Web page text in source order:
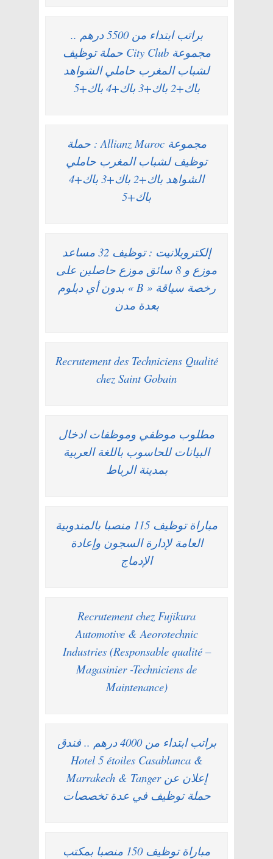
براتب ابتداء من 5500 درهم ..
مجموعة City Club حملة توظيف
لشباب المغرب حاملي الشواهد
باك+2 باك+3 باك+4 باك+5
مجموعة Allianz Maroc : حملة
توظيف لشباب المغرب حاملي
الشواهد باك+2 باك+3 باك+4
باك+5
إلكتروبلانيت : توظيف 32 مساعد
موزع و 8 سائق موزع حاصلين على
رخصة سياقة « B » بدون أي دبلوم
بعدة مدن
Recrutement des Techniciens Qualité
chez Saint Gobain
مطلوب موظفي وموظفات ادخال
البيانات للحاسوب باللغة العربية
بمدينة الرباط
مباراة توظيف 115 منصبا بالمندوبية
العامة لإدارة السجون وإعادة
الإدماج
Recrutement chez Fujikura
Automotive & Aeorotechnic
Industries (Responsable qualité –
Magasinier -Techniciens de
Maintenance)
براتب ابتداء من 4000 درهم .. فندق
Hotel 5 étoiles Casablanca &
Marrakech & Tanger إعلان عن
حملة توظيف في عدة تخصصات
مباراة توظيف 150 منصبا بمكتب